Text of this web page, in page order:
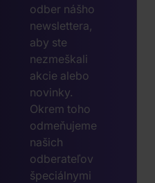
odber nášho
newslettera,
aby ste
nezmeškali
akcie alebo
novinky.
Okrem toho
odmeňujeme
našich
odberateľov
špeciálnymi